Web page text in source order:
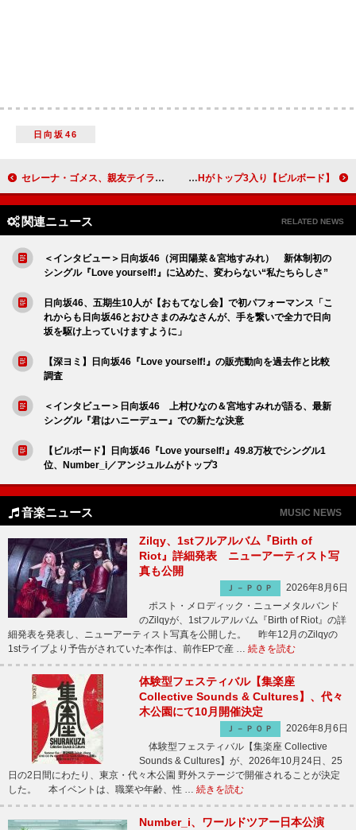
日向坂46
セレーナ・ゴメス、親友テイラー・スウィフトがマスター音源を取り戻したことを祝福 【ビルボード】Hey! Say! JUMP『encore』21万枚でシングル1位、BE:FIRST／OCTPATHがトップ3入り
関連ニュース RELATED NEWS
＜インタビュー＞日向坂46（河田陽菜＆宮地すみれ） 新体制初の
シングル『Love yourself!』に込めた、変わらない“私たちらしさ”
日向坂46、五期生10人が【おもてなし会】で初パフォーマンス「こ
れからも日向坂46とおひさまのみなさんが、手を繋いで全力で日向
坂を駆け上っていけますように」
【深ヨミ】日向坂46『Love yourself!』の販売動向を過去作と比較
調査
＜インタビュー＞日向坂46 上村ひなの＆宮地すみれが語る、最新
シングル『君はハニーデュー』での新たな決意
【ビルボード】日向坂46『Love yourself!』49.8万枚でシングル1
位、Number_i／アンジュルムがトップ3
音楽ニュース MUSIC NEWS
Zilqy、1stフルアルバム『Birth of
Riot』詳細発表 ニューアーティスト写
真も公開
Ｊ－ＰＯＰ
2026年8月6日
ポスト・メロディック・ニューメタルバンド
のZilqyが、1stフルアルバム『Birth of Riot』の詳
細発表を発表し、ニューアーティスト写真を公開した。 昨年12月のZilqyの
1stライブより予告がされていた本作は、前作EPで産 … 続きを読む
体験型フェスティバル【集楽座
Collective Sounds & Cultures】、代々
木公園にて10月開催決定
Ｊ－ＰＯＰ
2026年8月6日
体験型フェスティバル【集楽座 Collective
Sounds & Cultures】が、2026年10月24日、25
日の2日間にわたり、東京・代々木公園 野外ステージで開催されることが決定
した。 本イベントは、職業や年齢、性 … 続きを読む
Number_i、ワールドツアー日本公演